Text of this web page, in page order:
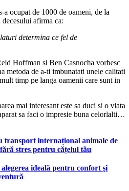
ocupat de 1000 de oameni, de la
afirma ca:
determina ce fel de
Hoffman si Ben Casnocha vorbesc
metoda de a-ti imbunatati unele calitati
timp pe langa oamenii care sunt in
mai interesant este sa duci si o viata
sa faci o impresie buna celorlalti…
transport internațional animale de
stres pentru cățelul tău
ideală pentru confort și